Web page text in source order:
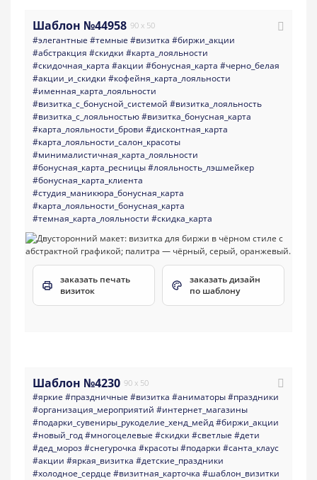
Шаблон №44958 90 x 50
#элегантные #темные #визитка #биржи_акции
#абстракция #скидки #карта_лояльности
#скидочная_карта #акции #бонусная_карта #черно_белая
#акции_и_скидки #кофейня_карта_лояльности
#именная_карта_лояльности
#визитка_с_бонусной_системой #визитка_лояльность
#визитка_с_лояльностью#визитка_бонусная_карта
#карта_лояльности_брови #дисконтная_карта
#карта_лояльности_салон_красоты
#минималистичная_карта_лояльности
#бонусная_карта_ресницы#лояльность_лэшмейкер
#бонусная_карта_клиента
#студия_маникюра_бонусная_карта
#карта_лояльности_бонусная_карта
#темная_карта_лояльности #скидка_карта
заказать печать
визиток
заказать дизайн
по шаблону
Шаблон №4230 90 x 50
#яркие #праздничные #визитка #аниматоры#праздники
#организация_мероприятий #интернет_магазины
#подарки_сувениры_рукоделие_хенд_мейд#биржи_акции
#новый_год#многоцелевые #скидки #светлые #дети
#дед_мороз#снегурочка #красоты#подарки #санта_клаус
#акции #яркая_визитка #детские_праздники
#холодное_сердце #визитная_карточка #шаблон_визитки